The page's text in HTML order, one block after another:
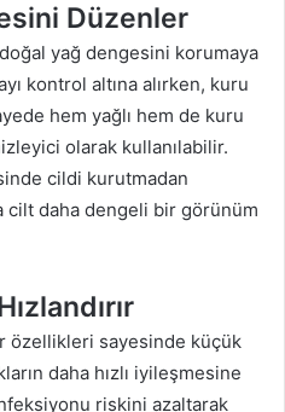
Düzenler
yağ dengesini korumaya
kontrol altına alırken, kuru
hem yağlı hem de kuru
olarak kullanılabilir.
cildi kurutmadan
cilt daha dengeli bir görünüm
özellikleri sayesinde küçük
daha hızlı iyileşmesine
riskini azaltarak